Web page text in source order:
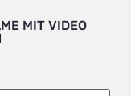
MIT VIDEO